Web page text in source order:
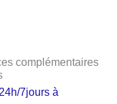
complémentaires
7jours à